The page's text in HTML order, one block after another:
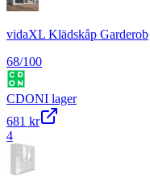
vidaXL Klädskåp Garderob
68/100
CDONI lager
681 kr
4